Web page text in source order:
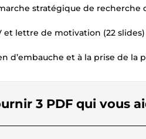
stratégique de recherche
et lettre de motivation (22 slides)
d’embauche et à la prise de la
3 PDF qui vous
17,34 $US